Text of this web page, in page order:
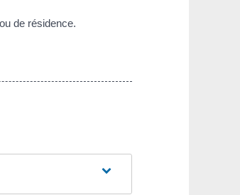
de résidence.